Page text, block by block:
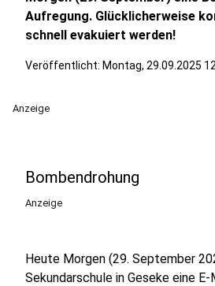
Aufregung. Glücklicherweise
schnell evakuiert werden!
Veröffentlicht: Montag, 29.09.2025
Anzeige
Bombendrohung
Anzeige
Heute Morgen (29. September
Sekundarschule in Geseke eine